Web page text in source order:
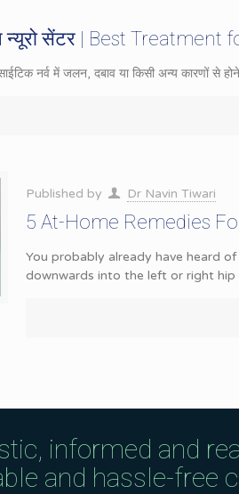
न्यूरो सेंटर | Best
नर्व में जलन, दबाव या किसी अन्य कारणों से होने
Published by Dr Navin Tiwari
5 At-Home Remedies
You probably already have heard
downwards into the left or right hip
informed and
and hassle-free